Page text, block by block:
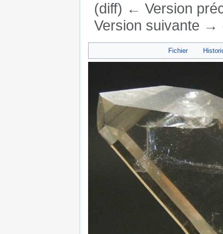
(diff) ← Version
Version suivante →
Fichier